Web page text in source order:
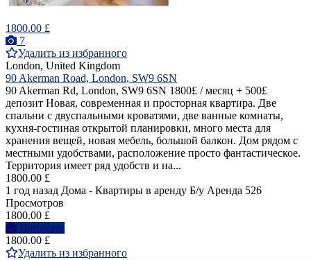
1800.00 £
7
Удалить из избранного
London, United Kingdom
90 Akerman Road, London, SW9 6SN
90 Akerman Rd, London, SW9 6SN 1800£ / месяц + 500£
депозит Новая, современная и просторная квартира. Две
спальни с двуспальными кроватями, две ванные комнаты,
кухня-гостиная открытой планировки, много места для
хранения вещей, новая мебель, большой балкон. Дом рядом с
местными удобствами, расположение просто фантастическое.
Территория имеет ряд удобств и на...
1800.00 £
1 год назад Дома - Квартиры в аренду Б/у Аренда 526
Просмотров
1800.00 £
Написать
1800.00 £
Удалить из избранного